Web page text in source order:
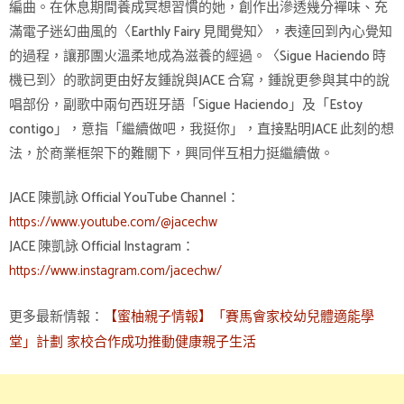
編曲。在休息期間養成冥想習慣的她，創作出滲透幾分襌味、充
滿電子迷幻曲風的〈Earthly Fairy 見聞覺知〉，表達回到內心覺知
的過程，讓那團火溫柔地成為滋養的經過。〈Sigue Haciendo 時
機已到〉的歌詞更由好友鍾說與JACE 合寫，鍾說更參與其中的說
唱部份，副歌中兩句西班牙語「Sigue Haciendo」及「Estoy
contigo」，意指「繼續做吧，我挺你」，直接點明JACE 此刻的想
法，於商業框架下的難關下，興同伴互相力挺繼續做。
JACE 陳凱詠 Official YouTube Channel：
https://www.youtube.com/@jacechw
JACE 陳凱詠 Official Instagram：
https://www.instagram.com/jacechw/
更多最新情報：
【蜜柚親子情報】「賽馬會家校幼兒體適能學
堂」計劃 家校合作成功推動健康親子生活